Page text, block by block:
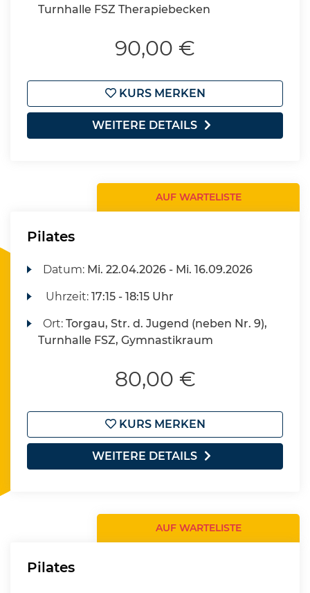
Turnhalle FSZ Therapiebecken
90,00 €
KURS MERKEN
WEITERE DETAILS
AUF WARTELISTE
Pilates
Datum: Mi. 22.04.2026 - Mi. 16.09.2026
Uhrzeit:17:15 - 18:15 Uhr
Ort:Torgau, Str. d. Jugend (neben Nr. 9),
Turnhalle FSZ, Gymnastikraum
80,00 €
KURS MERKEN
WEITERE DETAILS
AUF WARTELISTE
Pilates